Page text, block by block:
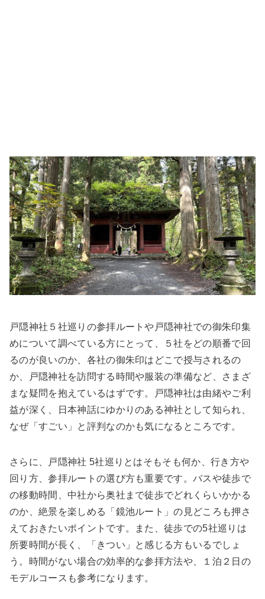
戸隠神社５社巡りの参拝ルートや戸隠神社での御朱印集
めについて調べている方にとって、５社をどの順番で回
るのが良いのか、各社の御朱印はどこで授与されるの
か、戸隠神社を訪問する時間や服装の準備など、さまざ
まな疑問を抱えているはずです。戸隠神社は由緒やご利
益が深く、日本神話にゆかりのある神社として知られ、
なぜ「すごい」と評判なのかも気になるところです。
さらに、戸隠神社 5社巡りとはそもそも何か、行き方や
回り方、参拝ルートの選び方も重要です。バスや徒歩で
の移動時間、中社から奥社まで徒歩でどれくらいかかる
のか、絶景を楽しめる「鏡池ルート」の見どころも押さ
えておきたいポイントです。また、徒歩での5社巡りは
所要時間が長く、「きつい」と感じる方もいるでしょ
う。時間がない場合の効率的な参拝方法や、１泊２日の
モデルコースも参考になります。